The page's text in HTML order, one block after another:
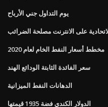
يوم التداول جني الأرباح
على الانترنت مصلحة الضرائب
مخطط أسعار النفط الخام لعام 2020
سعر الفائدة الثابتة الودائع الهند
الدهانات النفط الميزانية
الدولار الكندي فضة 1935 قيمتها